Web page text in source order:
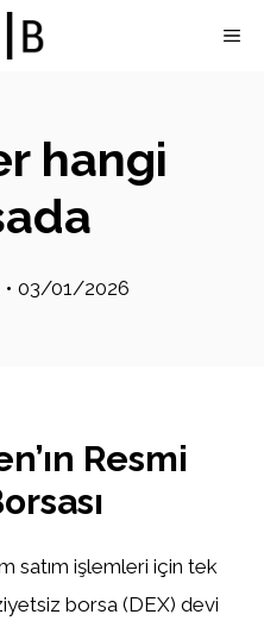
hangi
• 03/01/2026
Resmi
satım işlemleri için tek
borsa (DEX) devi